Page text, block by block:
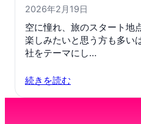
2026年2月19日
空に憧れ、旅のスタート地
楽しみたいと思う方も多い
社をテーマにし…
続きを読む